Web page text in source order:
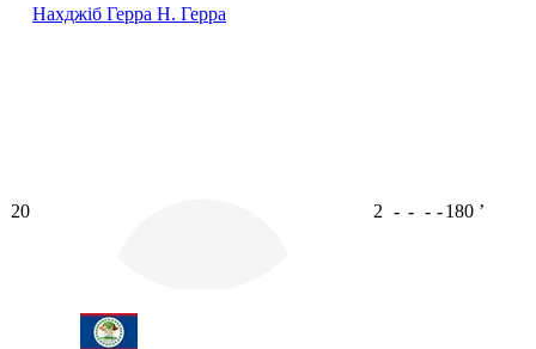
Нахджіб Герра Н. Герра
20 2 - - - -180 ʼ